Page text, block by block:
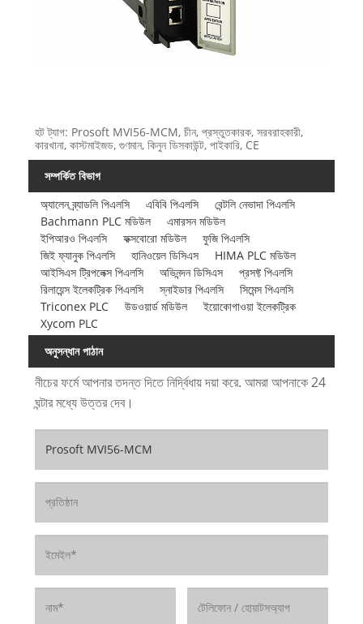
হট ট্যাগ: Prosoft MVI56-MCM, চীন, প্রস্তুতকারক, সরবরাহকারী,
কারখানা, কাস্টমাইজড, গুণমান, কিনুন ডিসকাউন্ট, পাইকারি, CE
সম্পর্কিত বিভাগ
অ্যালেন ব্র্যাডলি পিএলসি
এবিবি পিএলসি
বেন্টলি নেভাদা পিএলসি
Bachmann PLC মডিউল
এমারসন মডিউল
ইপিআরও পিএলসি
ফক্সবোরো মডিউল
ফুজি পিএলসি
জিই ফ্যানুক পিএলসি
হানিওয়েল ডিসিএস
HIMA PLC মডিউল
আইসিএস ট্রিপলেক্স পিএলসি
অভিনন্দন ডিসিএস
প্রসফ্ট পিএলসি
রিলায়েন্স ইলেকট্রিক পিএলসি
স্নাইডার পিএলসি
সিমেন্স পিএলসি
Triconex PLC
উডওয়ার্ড মডিউল
ইয়োকোগাওয়া ইলেকট্রিক
Xycom PLC
অনুসন্ধান পাঠান
নীচের ফর্মে আপনার তদন্ত দিতে নির্দ্বিধায় দয়া করে. আমরা আপনাকে 24
ঘন্টার মধ্যে উত্তর দেব।